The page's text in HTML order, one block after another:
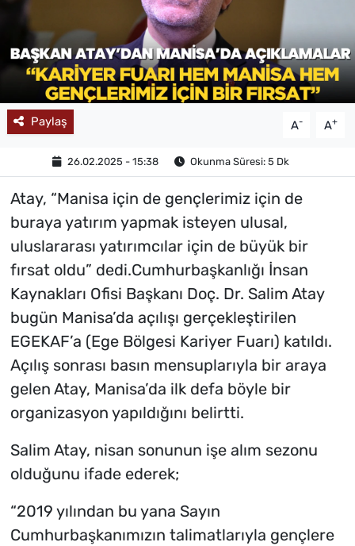
Paylaş A- A+
26.02.2025 - 15:38 Okunma Süresi: 5 Dk
Atay, “Manisa için de gençlerimiz için de
buraya yatırım yapmak isteyen ulusal,
uluslararası yatırımcılar için de büyük bir
fırsat oldu” dedi.Cumhurbaşkanlığı İnsan
Kaynakları Ofisi Başkanı Doç. Dr. Salim Atay
bugün Manisa’da açılışı gerçekleştirilen
EGEKAF’a (Ege Bölgesi Kariyer Fuarı) katıldı.
Açılış sonrası basın mensuplarıyla bir araya
gelen Atay, Manisa’da ilk defa böyle bir
organizasyon yapıldığını belirtti.
Salim Atay, nisan sonunun işe alım sezonu
olduğunu ifade ederek;
“2019 yılından bu yana Sayın
Cumhurbaşkanımızın talimatlarıyla gençlere